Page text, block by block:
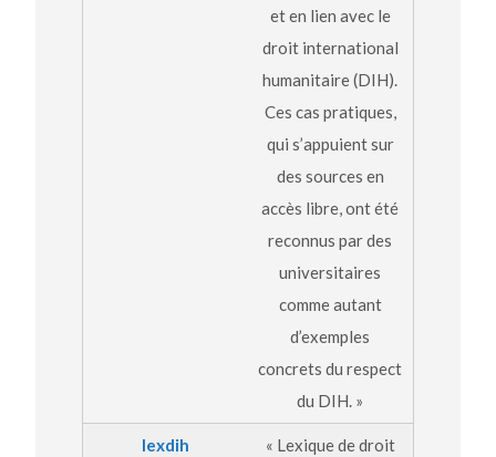
et en lien avec le
droit international
humanitaire (DIH).
Ces cas pratiques,
qui s’appuient sur
des sources en
accès libre, ont été
reconnus par des
universitaires
comme autant
d’exemples
concrets du respect
du DIH. »
lexdih
« Lexique de droit